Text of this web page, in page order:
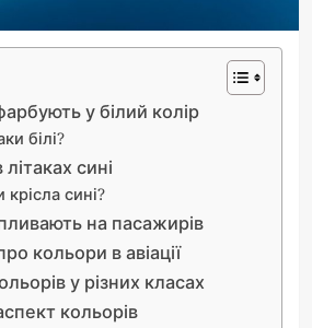
у білий колір
білі?
сині
сині?
на пасажирів
кольори в авіації
у різних класах
кольорів